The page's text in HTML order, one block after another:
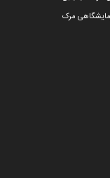
مرک